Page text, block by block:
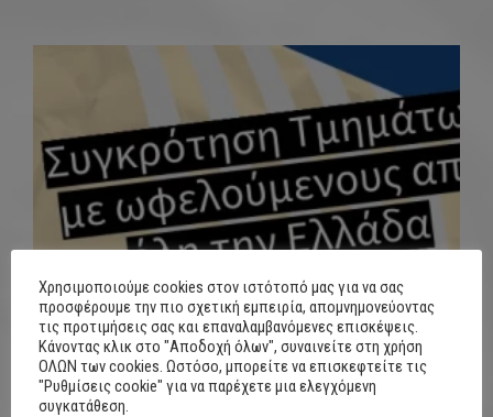
Χρησιμοποιούμε cookies στον ιστότοπό μας για να σας
προσφέρουμε την πιο σχετική εμπειρία, απομνημονεύοντας
τις προτιμήσεις σας και επαναλαμβανόμενες επισκέψεις.
Κάνοντας κλικ στο "Αποδοχή όλων", συναινείτε στη χρήση
ΟΛΩΝ των cookies. Ωστόσο, μπορείτε να επισκεφτείτε τις
"Ρυθμίσεις cookie" για να παρέχετε μια ελεγχόμενη
συγκατάθεση.